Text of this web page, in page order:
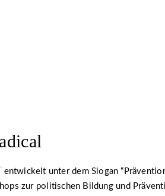
entwickelt unter dem Slogan
zur politischen Bildung und